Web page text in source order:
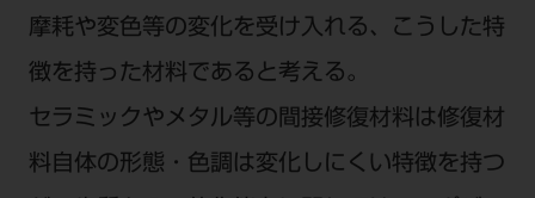
摩耗や変色等の変化を受け入れる、こうした特
徴を持った材料であると考える。
セラミックやメタル等の間接修復材料は修復材
料自体の形態・色調は変化しにくい特徴を持つ